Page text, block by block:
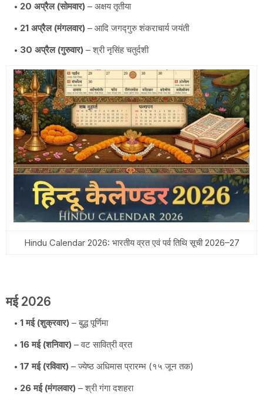
20 अप्रैल (सोमवार) – अक्षय तृतीया
21 अप्रैल (मंगलवार) – आदि जगद्गुरु शंकराचार्य जयंती
30 अप्रैल (गुरुवार) – श्री नृसिंह चतुर्दशी
Hindu Calendar 2026: भारतीय व्रत एवं पर्व तिथि सूची 2026–27
मई 2026
1 मई (शुक्रवार) – बुद्ध पूर्णिमा
16 मई (शनिवार) – वट सावित्री व्रत
17 मई (रविवार) – ज्येष्ठ अधिमास प्रारम्भ (१५ जून तक)
26 मई (मंगलवार) – श्री गंगा दशहरा